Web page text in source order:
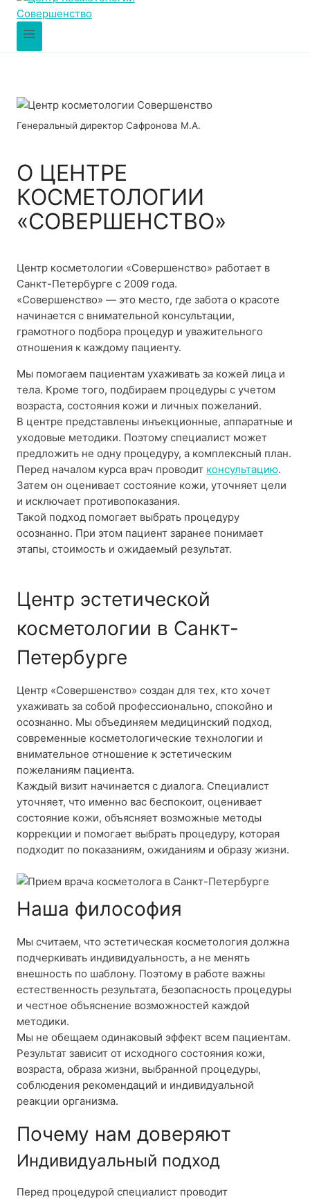
Генеральный директор Сафронова М.А.
О ЦЕНТРЕ
КОСМЕТОЛОГИИ
«СОВЕРШЕНСТВО»
Центр косметологии «Совершенство» работает в
Санкт-Петербурге с 2009 года.
«Совершенство» — это место, где забота о красоте
начинается с внимательной консультации,
грамотного подбора процедур и уважительного
отношения к каждому пациенту.
Мы помогаем пациентам ухаживать за кожей лица и
тела. Кроме того, подбираем процедуры с учетом
возраста, состояния кожи и личных пожеланий.
В центре представлены инъекционные, аппаратные и
уходовые методики. Поэтому специалист может
предложить не одну процедуру, а комплексный план.
Перед началом курса врач проводит консультацию.
Затем он оценивает состояние кожи, уточняет цели
и исключает противопоказания.
Такой подход помогает выбрать процедуру
осознанно. При этом пациент заранее понимает
этапы, стоимость и ожидаемый результат.
Центр эстетической
косметологии в Санкт-
Петербурге
Центр «Совершенство» создан для тех, кто хочет
ухаживать за собой профессионально, спокойно и
осознанно. Мы объединяем медицинский подход,
современные косметологические технологии и
внимательное отношение к эстетическим
пожеланиям пациента.
Каждый визит начинается с диалога. Специалист
уточняет, что именно вас беспокоит, оценивает
состояние кожи, объясняет возможные методы
коррекции и помогает выбрать процедуру, которая
подходит по показаниям, ожиданиям и образу жизни.
Наша философия
Мы считаем, что эстетическая косметология должна
подчеркивать индивидуальность, а не менять
внешность по шаблону. Поэтому в работе важны
естественность результата, безопасность процедуры
и честное объяснение возможностей каждой
методики.
Мы не обещаем одинаковый эффект всем пациентам.
Результат зависит от исходного состояния кожи,
возраста, образа жизни, выбранной процедуры,
соблюдения рекомендаций и индивидуальной
реакции организма.
Почему нам доверяют
Индивидуальный подход
Перед процедурой специалист проводит